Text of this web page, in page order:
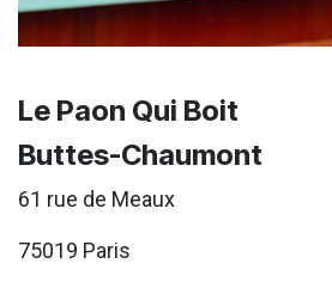
Le Paon Qui Boit
Buttes-Chaumont
61 rue de Meaux
75019 Paris